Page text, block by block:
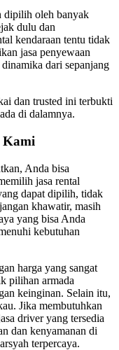
dipilih oleh banyak
dulu dan
kendaraan tentu tidak
jasa penyewaan
dari sepanjang
dan trusted ini terbukti
di dalamnya.
Kami
Anda bisa
jasa rental
dapat dipilih, tidak
khawatir, masih
yang bisa Anda
kebutuhan
harga yang sangat
pilihan armada
keinginan. Selain itu,
Jika membutuhkan
driver yang tersedia
dan kenyamanan di
terpercaya.